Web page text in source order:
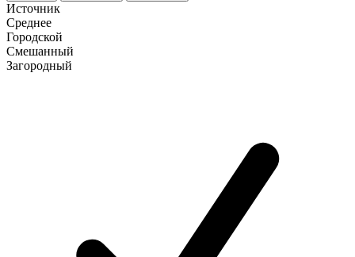
Источник
Среднее
Городской
Смешанный
Загородный